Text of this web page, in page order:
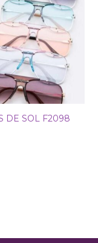
DE SOL F2098